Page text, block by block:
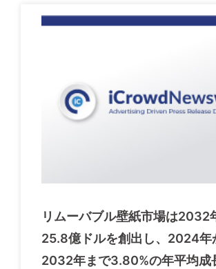
リムーバブル壁紙市場は2032
25.8億ドルを創出し、2024年
2032年まで3.80%の年平均成